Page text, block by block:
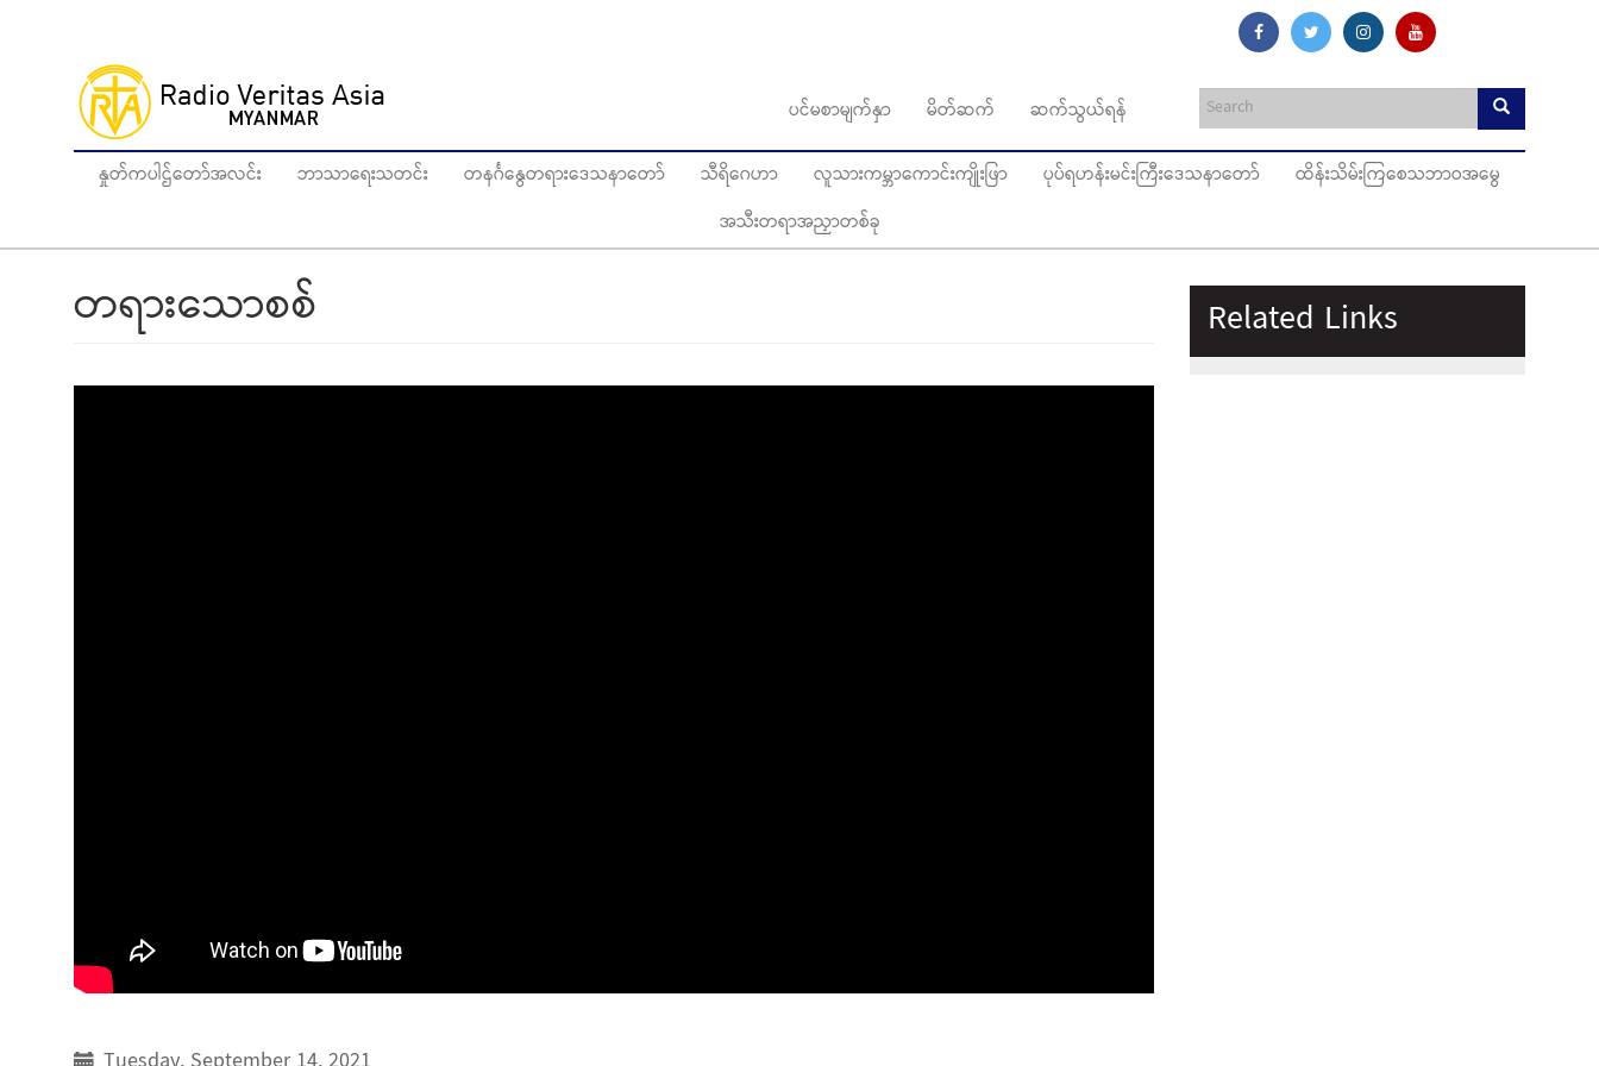
ပင်မစာမျက်နှာ မိတ်ဆက် ဆက်သွယ်ရန်
နှုတ်ကပါဌ်တော်အလင်း ဘာသာရေးသတင်း တနင်္ဂနွေတရားဒေသနာတော် သီရိဂေဟာ လူသားကမ္ဘာကောင်းကျိုးဖြာ ပုပ်ရဟန်းမင်းကြီးဒေသနာတော်
ထိန်းသိမ်းကြစေသဘာဝအမွေ
အသီးတရာအညှာတစ်ခု
တရားသောစစ် Related Links